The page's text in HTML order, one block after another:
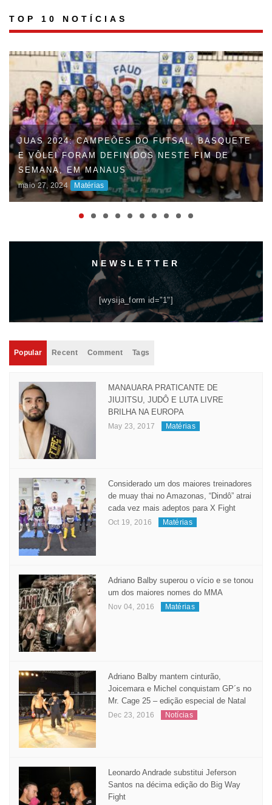
TOP 10 NOTÍCIAS
JUAS 2024: CAMPEÕES DO FUTSAL, BASQUETE
E VÔLEI FORAM DEFINIDOS NESTE FIM DE
SEMANA, EM MANAUS
maio 27, 2024 Matérias
NEWSLETTER
[wysija_form id="1"]
Popular Recent Comment Tags
MANAUARA PRATICANTE DE
JIUJITSU, JUDÔ E LUTA LIVRE
BRILHA NA EUROPA
May 23, 2017 Matérias
Considerado um dos maiores treinadores
de muay thai no Amazonas, “Dindô” atrai
cada vez mais adeptos para X Fight
Oct 19, 2016 Matérias
Adriano Balby superou o vício e se tonou
um dos maiores nomes do MMA
Nov 04, 2016 Matérias
Adriano Balby mantem cinturão,
Joicemara e Michel conquistam GP´s no
Mr. Cage 25 – edição especial de Natal
Dec 23, 2016 Notícias
Leonardo Andrade substitui Jeferson
Santos na décima edição do Big Way
Fight